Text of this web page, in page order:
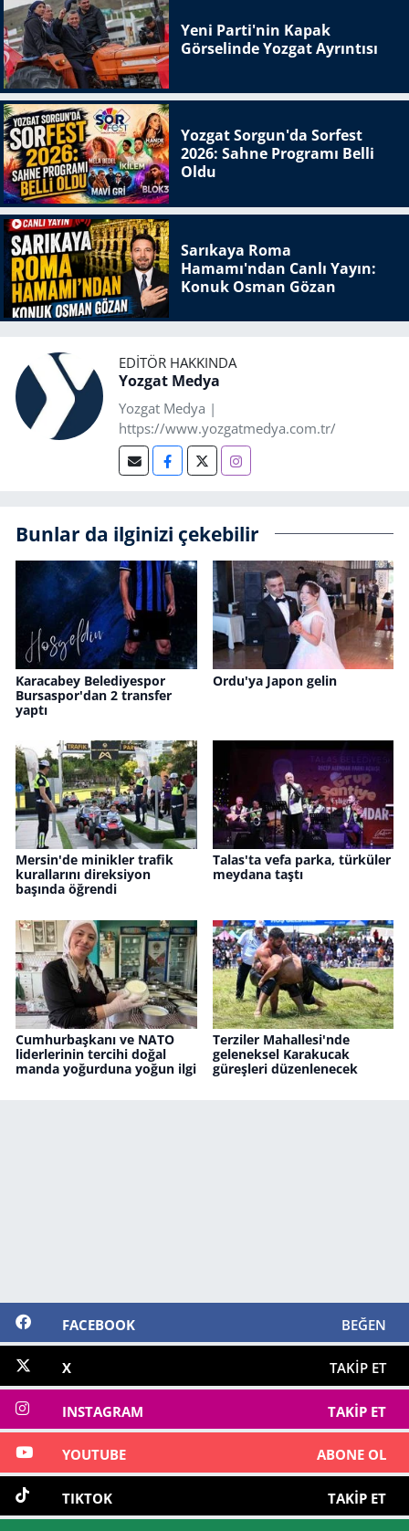
Yeni Parti'nin Kapak
Görselinde Yozgat Ayrıntısı
Yozgat Sorgun'da Sorfest
2026: Sahne Programı Belli
Oldu
Sarıkaya Roma
Hamamı'ndan Canlı Yayın:
Konuk Osman Gözan
EDITÖR HAKKINDA
Yozgat Medya
Yozgat Medya |
https://www.yozgatmedya.com.tr/
Bunlar da ilginizi çekebilir
Karacabey Belediyespor
Bursaspor'dan 2 transfer
yaptı
Ordu'ya Japon gelin
Mersin'de minikler trafik
kurallarını direksiyon
başında öğrendi
Talas'ta vefa parka, türküler
meydana taştı
Cumhurbaşkanı ve NATO
liderlerinin tercihi doğal
manda yoğurduna yoğun ilgi
Terziler Mahallesi'nde
geleneksel Karakucak
güreşleri düzenlenecek
FACEBOOK BEĞEN
X TAKIP ET
INSTAGRAM TAKIP ET
YOUTUBE ABONE OL
TIKTOK TAKIP ET